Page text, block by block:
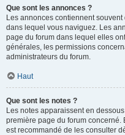
Que sont les annonces ?
Les annonces contiennent
dans lequel vous naviguez. Les
page du forum dans lequel elles
générales, les permissions
administrateurs du forum.
Haut
Que sont les notes ?
Les notes apparaissent en
première page du forum concerné.
est recommandé de les consulter